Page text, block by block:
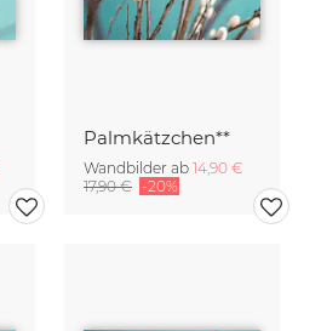
Palmkätzchen**
Wandbilder ab 14,90 €
17,90 € -20%